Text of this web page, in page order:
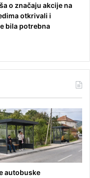
o značaju akcije na
otkrivali i
bila potrebna
autobuske